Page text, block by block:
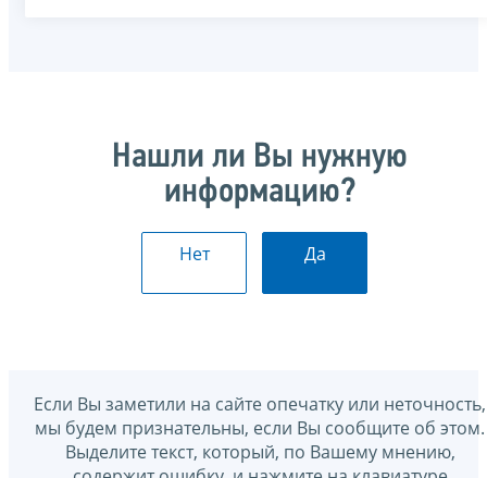
Нашли ли Вы нужную
информацию?
Нет Да
Если Вы заметили на сайте опечатку или неточность,
мы будем признательны, если Вы сообщите об этом.
Выделите текст, который, по Вашему мнению,